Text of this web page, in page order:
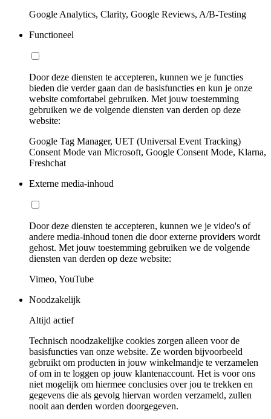
Google Analytics, Clarity, Google Reviews, A/B-Testing
Functioneel
Door deze diensten te accepteren, kunnen we je functies
bieden die verder gaan dan de basisfuncties en kun je onze
website comfortabel gebruiken. Met jouw toestemming
gebruiken we de volgende diensten van derden op deze
website:
Google Tag Manager, UET (Universal Event Tracking)
Consent Mode van Microsoft, Google Consent Mode, Klarna,
Freshchat
Externe media-inhoud
Door deze diensten te accepteren, kunnen we je video's of
andere media-inhoud tonen die door externe providers wordt
gehost. Met jouw toestemming gebruiken we de volgende
diensten van derden op deze website:
Vimeo, YouTube
Noodzakelijk
Altijd actief
Technisch noodzakelijke cookies zorgen alleen voor de
basisfuncties van onze website. Ze worden bijvoorbeeld
gebruikt om producten in jouw winkelmandje te verzamelen
of om in te loggen op jouw klantenaccount. Het is voor ons
niet mogelijk om hiermee conclusies over jou te trekken en
gegevens die als gevolg hiervan worden verzameld, zullen
nooit aan derden worden doorgegeven.